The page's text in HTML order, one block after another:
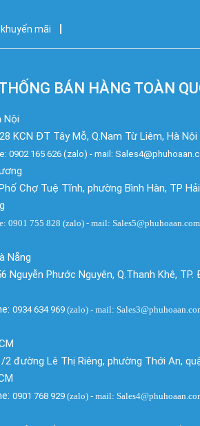
mãi
BÁN HÀNG TOÀN
Nội
KCN ĐT Tây Mỗ, Q.Nam Từ Liêm, Hà Nội
0902 165 626 (zalo) - mail:
Chợ Tuệ Tĩnh, phường Bình Hàn, TP Hải
0901 755 828 (zalo) - mail: Sales5@phuhoaan.com
Nẵng
Nguyễn Phước Nguyên, Q.Thanh Khê, TP.
0934 634 969(zalo) - mail:
2 đường Lê Thị Riêng, phường Thới An,
0901 768 929(zalo) - mail: